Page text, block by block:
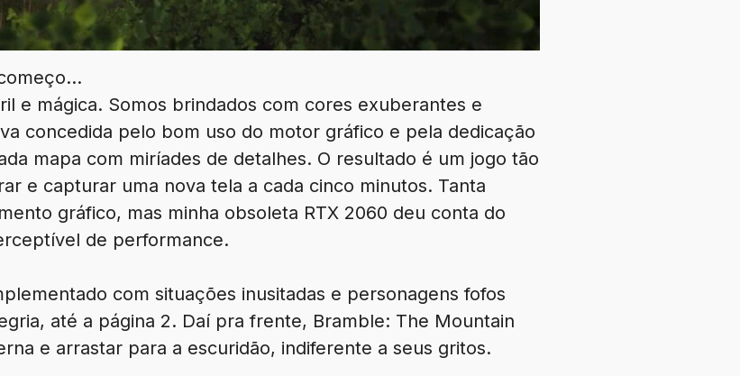
e mágica. Somos brindados com cores exuberantes e
concedida pelo bom uso do motor gráfico e pela dedicação
mapa com miríades de detalhes. O resultado é um jogo tão
e capturar uma nova tela a cada cinco minutos. Tanta
gráfico, mas minha obsoleta RTX 2060 deu conta do
de performance.
com situações inusitadas e personagens fofos
até a página 2. Daí pra frente, Bramble: The Mountain
e arrastar para a escuridão, indiferente a seus gritos.